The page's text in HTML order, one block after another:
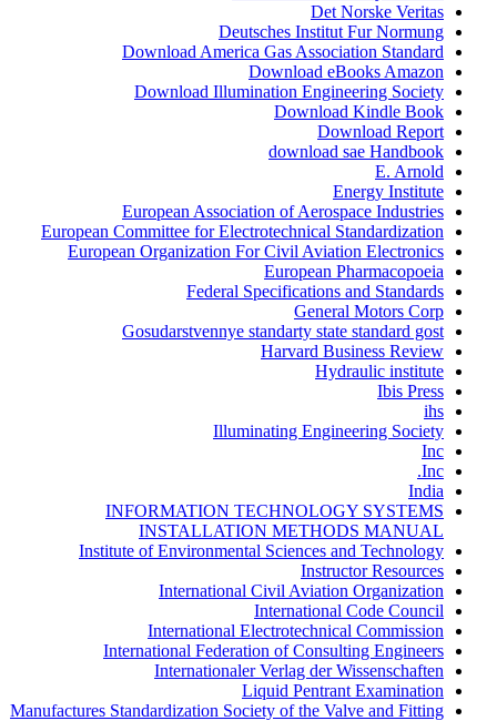
Det Norske Veritas
Deutsches Institut Fur Normung
Download America Gas Association Standard
Download eBooks Amazon
Download Illumination Engineering Society
Download Kindle Book
Download Report
download sae Handbook
E. Arnold
Energy Institute
European Association of Aerospace Industries
European Committee for Electrotechnical Standardization
European Organization For Civil Aviation Electronics
European Pharmacopoeia
Federal Specifications and Standards
General Motors Corp
Gosudarstvennye standarty state standard gost
Harvard Business Review
Hydraulic institute
Ibis Press
ihs
Illuminating Engineering Society
Inc
Inc.
India
INFORMATION TECHNOLOGY SYSTEMS
INSTALLATION METHODS MANUAL
Institute of Environmental Sciences and Technology
Instructor Resources
International Civil Aviation Organization
International Code Council
International Electrotechnical Commission
International Federation of Consulting Engineers
Internationaler Verlag der Wissenschaften
Liquid Pentrant Examination
Manufactures Standardization Society of the Valve and Fitting